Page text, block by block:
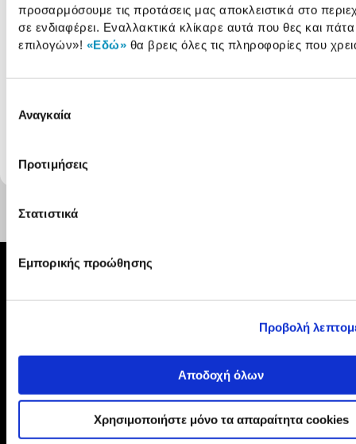
προσαρμόσουμε τις προτάσεις μας αποκλειστικά στο
σε ενδιαφέρει. Εναλλακτικά κλίκαρε αυτά που θες και
επιλογών»! «Εδώ» θα βρεις όλες τις πληροφορίες που
συγκατάθεσης
Αναγκαία
Προτιμήσεις
Στατιστικά
Εμπορικής προώθησης
Προβολή
Αποδοχή όλων
Χρησιμοποιήστε μόνο τα απαραίτητα cookies
περιλαμβάνουν λογισμικό το οποίο ενεργοποιείται
μετά από δοκιμαστική περίοδο για την οποία
προηγουμένως ενημερώνεται ο πελάτης και εντός
δοκιμαστικής ενεργοποίησης χωρίς να έχει ασκηθεί
ΕΞΥΠΗΡΕΤΗΣΗ ΠΕΛΑΤΩΝ